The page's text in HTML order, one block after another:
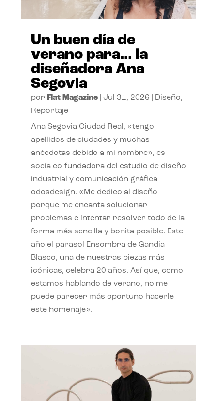
Un buen día de
verano para… la
diseñadora Ana
Segovia
por Flat Magazine| Jul 31, 2026 Diseño,
Reportaje
Ana Segovia Ciudad Real, «tengo
apellidos de ciudades y muchas
anécdotas debido a mi nombre», es
socia co-fundadora del estudio de diseño
industrial y comunicación gráfica
odosdesign. «Me dedico al diseño
porque me encanta solucionar
problemas e intentar resolver todo de la
forma más sencilla y bonita posible. Este
año el parasol Ensombra de Gandia
Blasco, una de nuestras piezas más
icónicas, celebra 20 años. Así que, como
estamos hablando de verano, no me
puede parecer más oportuno hacerle
este homenaje».